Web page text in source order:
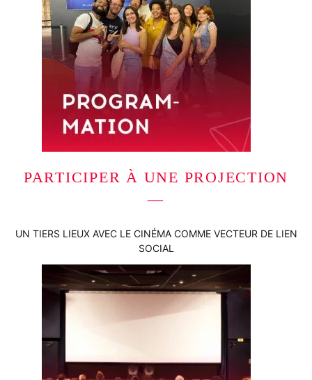
PARTICIPER À UNE PROJECTION
—
UN TIERS LIEUX AVEC LE CINÉMA COMME VECTEUR DE LIEN
SOCIAL